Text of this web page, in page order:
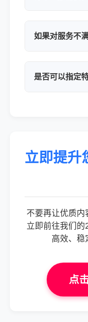
如果对服务不
是否可以指定
立即提升
不要再让优质内
立即前往我们的
高效、稳
点